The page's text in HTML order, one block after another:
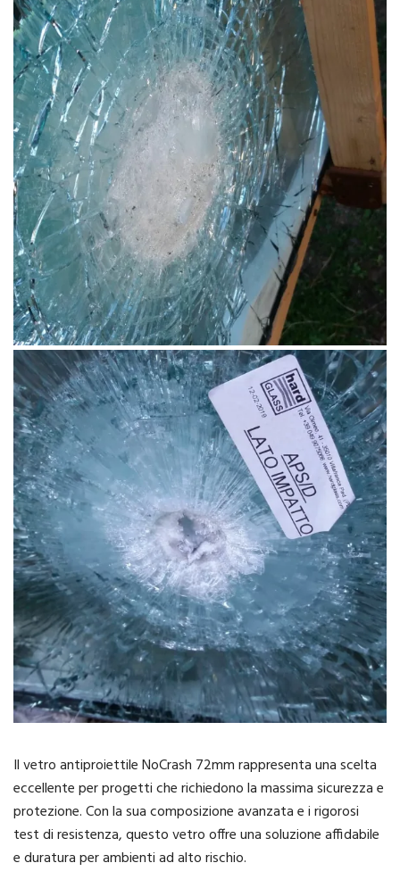
Il vetro antiproiettile NoCrash 72mm rappresenta una scelta
eccellente per progetti che richiedono la massima sicurezza e
protezione. Con la sua composizione avanzata e i rigorosi
test di resistenza, questo vetro offre una soluzione affidabile
e duratura per ambienti ad alto rischio.